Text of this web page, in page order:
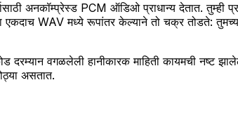
PCM ऑडिओ प्राधान्य देतात. तुम्ही
एकदाच WAV मध्ये रूपांतर केल्याने तो चक्र तोडते:
वगळलेली हानीकारक माहिती कायमची नष्ट
असतात.